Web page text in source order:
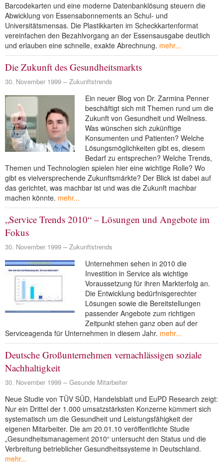
Barcodekarten und eine moderne Datenbanklösung steuern die
Abwicklung von Essensabonnements an Schul- und
Universitätsmensas. Die Plastikkarten im Scheckkartenformat
vereinfachen den Bezahlvorgang an der Essensausgabe deutlich
und erlauben eine schnelle, exakte Abrechnung. mehr...
Die Zukunft des Gesundheitsmarkts
30. November 1999 Zukunftstrends
Ein neuer Blog von Dr. Zarmina Penner
beschäftigt sich mit Themen rund um die
Zukunft von Gesundheit und Wellness.
Was wünschen sich zukünftige
Konsumenten und Patienten? Welche
Lösungsmöglichkeiten gibt es, diesem
Bedarf zu entsprechen? Welche Trends,
Themen und Technologien spielen hier eine wichtige Rolle? Wo
gibt es vielversprechende Zukunftsmärkte? Der Blick ist dabei auf
das gerichtet, was machbar ist und was die Zukunft machbar
machen könnte. mehr...
„Service Trends 2010“ – Lösungen und Angebote im
Fokus
30. November 1999 Zukunftstrends
Unternehmen sehen in 2010 die
Investition in Service als wichtige
Voraussetzung für ihren Markterfolg an.
Die Entwicklung bedürfnisgerechter
Lösungen sowie die Bereitstellungen
passender Angebote zum richtigen
Zeitpunkt stehen ganz oben auf der
Serviceagenda für Unternehmen in diesem Jahr. mehr...
Deutsche Großunternehmen vernachlässigen soziale
Nachhaltigkeit
30. November 1999 Gesunde Mitarbeiter
Neue Studie von TÜV SÜD, Handelsblatt und EuPD Research zeigt:
Nur ein Drittel der 1.000 umsatzstärksten Konzerne kümmert sich
systematisch um die Gesundheit und Leistungsfähigkeit der
eigenen Mitarbeiter. Die am 20.01.10 veröffentlichte Studie
„Gesundheitsmanagement 2010“ untersucht den Status und die
Verbreitung betrieblicher Gesundheitssysteme in Deutschland.
mehr...